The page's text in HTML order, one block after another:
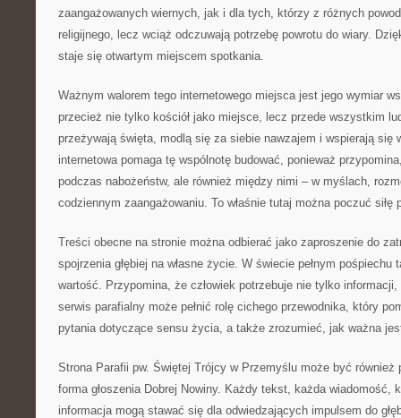
zaangażowanych wiernych, jak i dla tych, którzy z różnych
religijnego, lecz wciąż odczuwają potrzebę powrotu do wiary.
staje się otwartym miejscem spotkania.
Ważnym walorem tego internetowego miejsca jest jego wymiar
przecież nie tylko kościół jako miejsce, lecz przede wszystkim
przeżywają święta, modlą się za siebie nawzajem i wspierają się
internetowa pomaga tę wspólnotę budować, ponieważ
podczas nabożeństw, ale również między nimi – w myślach,
codziennym zaangażowaniu. To właśnie tutaj można poczuć siłę
Treści obecne na stronie można odbierać jako zaproszenie do
spojrzenia głębiej na własne życie. W świecie pełnym
wartość. Przypomina, że człowiek potrzebuje nie tylko
serwis parafialny może pełnić rolę cichego przewodnika, który
pytania dotyczące sensu życia, a także zrozumieć, jak ważna
Strona Parafii pw. Świętej Trójcy w Przemyślu może być również
forma głoszenia Dobrej Nowiny. Każdy tekst, każda wiadomość,
informacja mogą stawać się dla odwiedzających impulsem do